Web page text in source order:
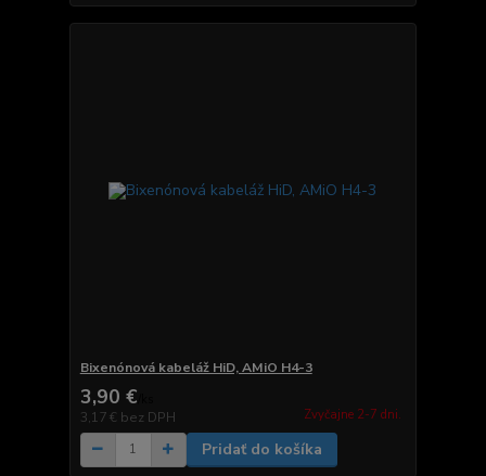
Bixenónová kabeláž HiD, AMiO H4-3
3,90 €
3,17 € bez DPH Zvyčajne 2-7 dni.
Pridať do košíka